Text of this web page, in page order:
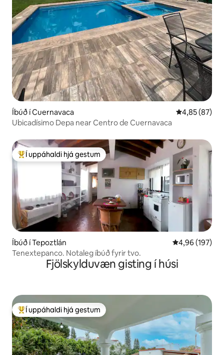
Íbúð í Cuernavaca 4,85 af 5 í
4,85 (87)
Ubicadísimo Depa near Centro de Cuernavaca
Í mestu uppáhaldi hjá gestum
Í uppáhaldi hjá gestum
Íbúð í Tepoztlán 4,96 af 5 í
4,96 (197)
Tenextepanco. Notaleg íbúð fyrir tvo.
Fjölskylduvæn gisting í húsi
Í mestu uppáhaldi hjá gestum
Í uppáhaldi hjá gestum